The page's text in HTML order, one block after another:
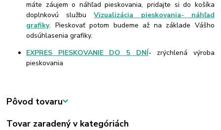
máte záujem o náhľad pieskovania, pridajte si do košíka
doplnkovú službuVizualizácia pieskovania- náhľad
grafiky. Pieskovať potom budeme až na základe Vášho
odsúhlasenia grafiky.
EXPRES PIESKOVANIE DO 5 DNÍ- zrýchlená výroba
pieskovania
Pôvod tovaru
Tovar zaradený v kategóriách